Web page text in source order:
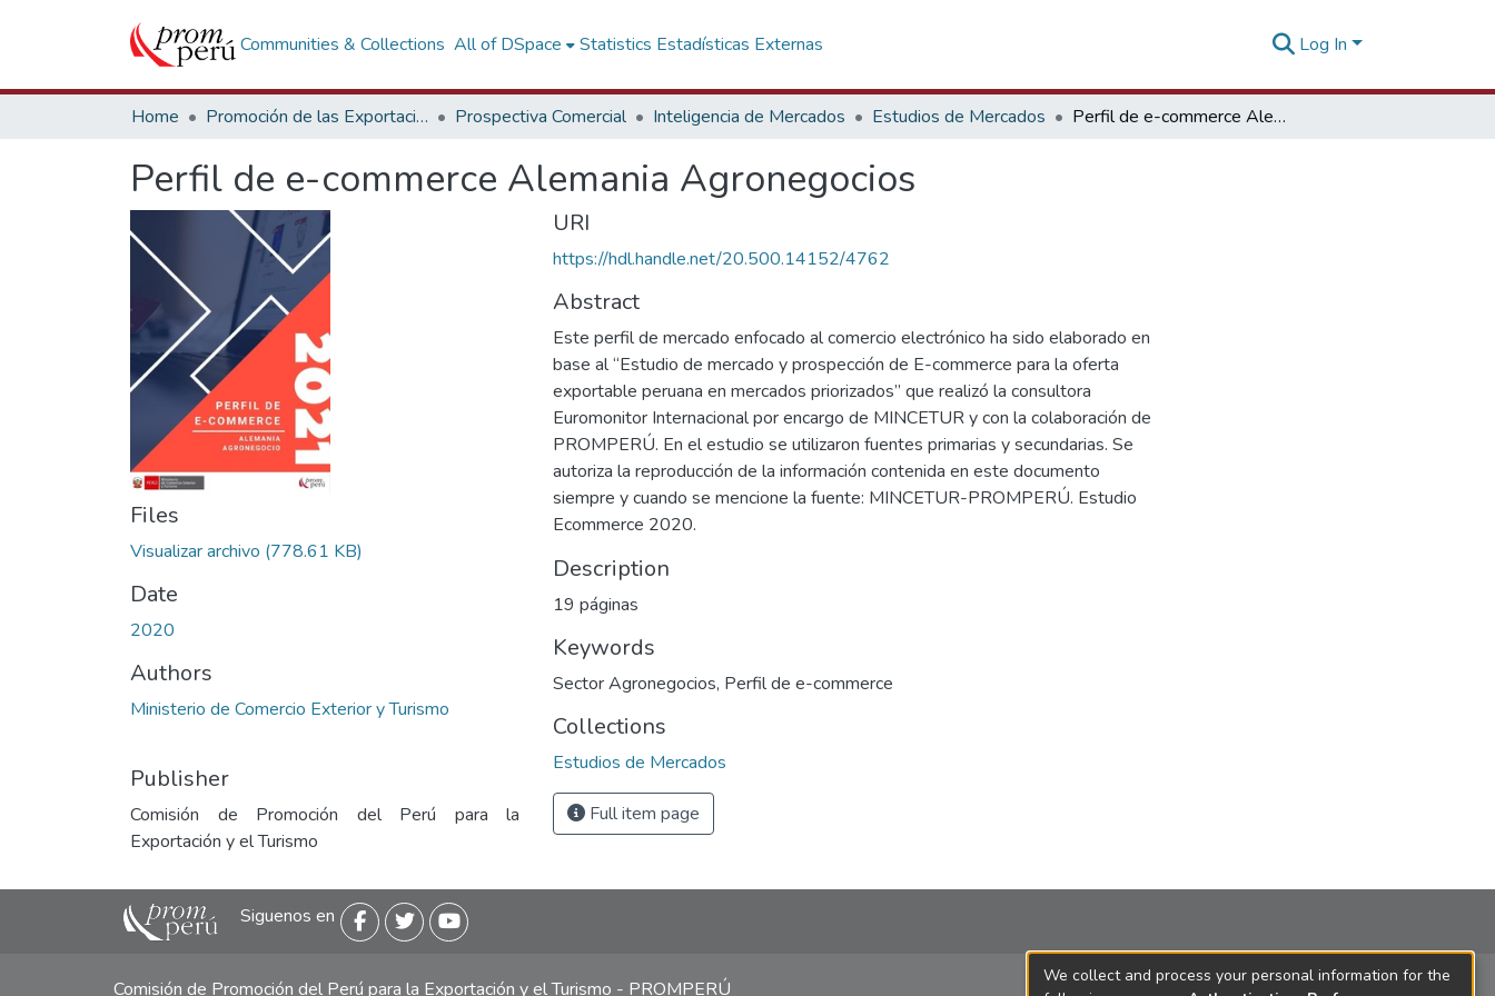
Communities & Collections All of DSpace Statistics Estadísticas Externas Log In
Home Promoción de las Exportaciones Prospectiva Comercial Inteligencia de Mercados Estudios de Mercados Perfil de e-commerce Alemania Agronegocios
Perfil de e-commerce Alemania Agronegocios
Files
Visualizar archivo (778.61 KB)
Date
2020
Authors
Ministerio de Comercio Exterior y Turismo
Publisher
Comisión de Promoción del Perú para la
Exportación y el Turismo
URI
https://hdl.handle.net/20.500.14152/4762
Abstract
Este perfil de mercado enfocado al comercio electrónico ha sido elaborado en
base al “Estudio de mercado y prospección de E-commerce para la oferta
exportable peruana en mercados priorizados” que realizó la consultora
Euromonitor Internacional por encargo de MINCETUR y con la colaboración de
PROMPERÚ. En el estudio se utilizaron fuentes primarias y secundarias. Se
autoriza la reproducción de la información contenida en este documento
siempre y cuando se mencione la fuente: MINCETUR-PROMPERÚ. Estudio
Ecommerce 2020.
Description
19 páginas
Keywords
Sector Agronegocios, Perfil de e-commerce
Collections
Estudios de Mercados
Full item page
Siguenos en
Comisión de Promoción del Perú para la Exportación y el Turismo - PROMPERÚ
We collect and process your personal information for the